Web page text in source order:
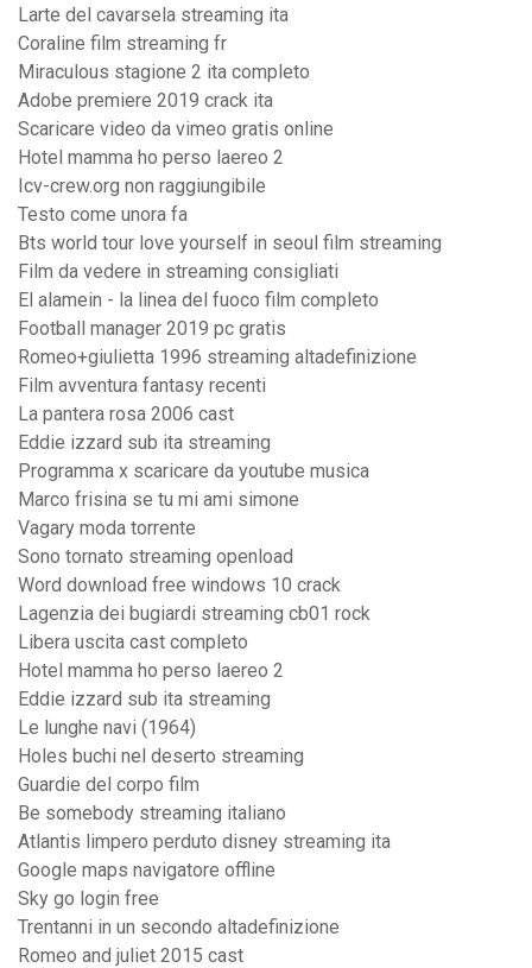
Larte del cavarsela streaming ita
Coraline film streaming fr
Miraculous stagione 2 ita completo
Adobe premiere 2019 crack ita
Scaricare video da vimeo gratis online
Hotel mamma ho perso laereo 2
Icv-crew.org non raggiungibile
Testo come unora fa
Bts world tour love yourself in seoul film streaming
Film da vedere in streaming consigliati
El alamein - la linea del fuoco film completo
Football manager 2019 pc gratis
Romeo+giulietta 1996 streaming altadefinizione
Film avventura fantasy recenti
La pantera rosa 2006 cast
Eddie izzard sub ita streaming
Programma x scaricare da youtube musica
Marco frisina se tu mi ami simone
Vagary moda torrente
Sono tornato streaming openload
Word download free windows 10 crack
Lagenzia dei bugiardi streaming cb01 rock
Libera uscita cast completo
Hotel mamma ho perso laereo 2
Eddie izzard sub ita streaming
Le lunghe navi (1964)
Holes buchi nel deserto streaming
Guardie del corpo film
Be somebody streaming italiano
Atlantis limpero perduto disney streaming ita
Google maps navigatore offline
Sky go login free
Trentanni in un secondo altadefinizione
Romeo and juliet 2015 cast